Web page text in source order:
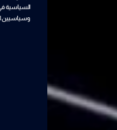
السياسية
وسياسيين